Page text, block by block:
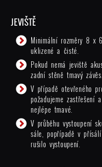
JEVIŠTĚ
Minimální rozměry 8 x
uklizené a čisté.
Pokud nemá jeviště
zadní stěně tmavý závěs.
V případě otevřeného
požadujeme zastřešení
nejlépe tmavé.
V průběhu vystoupení
sále, popřípadě v
rušilo vystoupení.